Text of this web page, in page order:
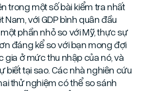
trong một số bài kiểm tra nhất
Nam, với GDP bình quân đầu
phần nhỏ so với Mỹ, thực sự
đáng kể so với bạn mong đợi
gia ở mức thu nhập của nó, và
biết tại sao. Các nhà nghiên cứu
thử nghiệm có thể so sánh